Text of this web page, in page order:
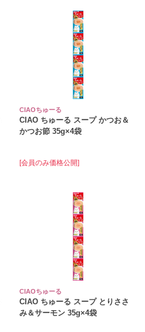
CIAOちゅーる
CIAO ちゅーる スープ かつお＆
かつお節 35g×4袋
[会員のみ価格公開]
CIAOちゅーる
CIAO ちゅーる スープ とりささ
み＆サーモン 35g×4袋